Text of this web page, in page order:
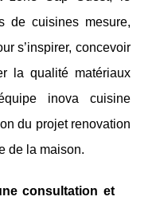
de cuisines mesure,
s’inspirer, concevoir
la qualité matériaux
inova cuisine
du projet renovation
de la maison.
consultation et